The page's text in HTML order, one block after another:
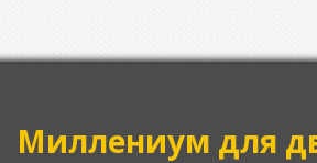
Миллениум для